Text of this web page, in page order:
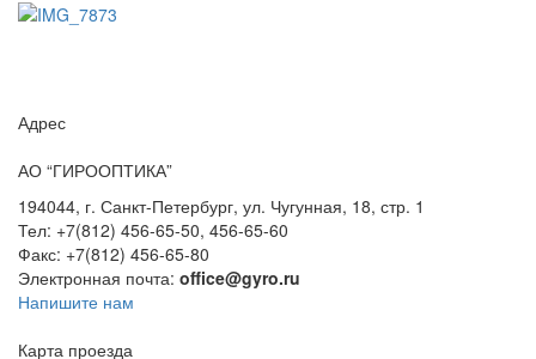
Адрес
АО “ГИРООПТИКА”
194044, г. Санкт-Петербург, ул. Чугунная, 18, стр. 1
Тел: +7(812) 456-65-50, 456-65-60
Факс: +7(812) 456-65-80
Электронная почта: office@gyro.ru
Напишите нам
Карта проезда